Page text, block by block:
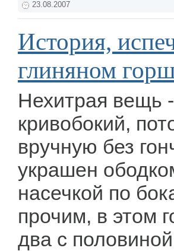
23.08.2007
История,
глиняном
Нехитрая вещь
кривобокий,
вручную без
украшен
насечкой по
прочим, в этом
два с